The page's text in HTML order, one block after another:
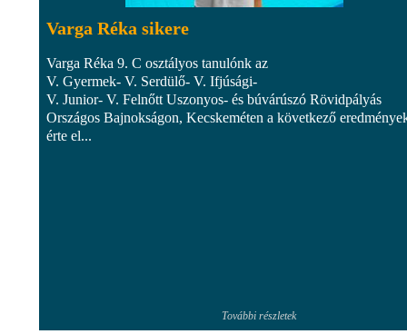
Varga Réka sikere
Varga Réka 9. C osztályos tanulónk az
V. Gyermek- V. Serdülő- V. Ifjúsági-
V. Junior- V. Felnőtt Uszonyos- és búvárúszó Rövidpályás
Országos Bajnokságon, Kecskeméten a következő
érte el...
További részletek